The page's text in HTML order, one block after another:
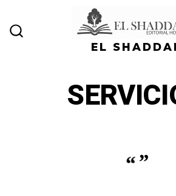
EL SHADDAI